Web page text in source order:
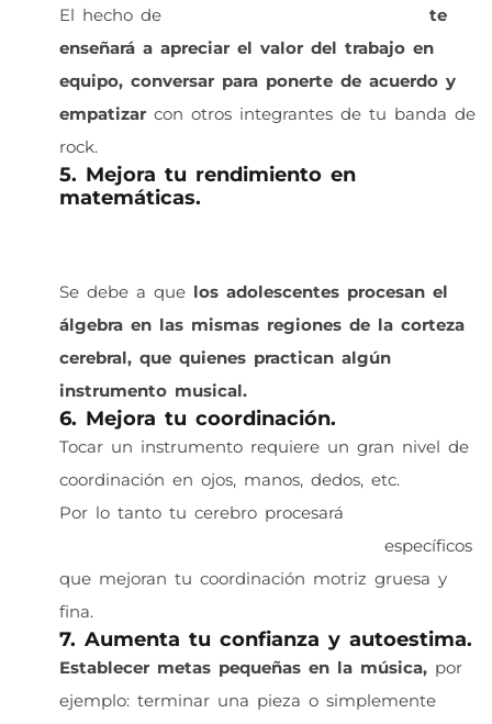
El hecho de
te
enseñará a apreciar el valor del trabajo en
equipo, conversar para ponerte de acuerdo y
empatizar con otros integrantes de tu banda de
rock.
5. Mejora tu rendimiento en
matemáticas.
Se debe a quelos adolescentes procesan el
álgebra en las mismas regiones de la corteza
cerebral, que quienes practican algún
instrumento musical.
6. Mejora tu coordinación.
Tocar un instrumento requiere un gran nivel de
coordinación en ojos, manos, dedos, etc.
Por lo tanto tu cerebro procesará
específicos
que mejoran tu coordinación motriz gruesa y
fina.
7. Aumenta tu confianza y autoestima.
Establecer metas pequeñas en la música,por
ejemplo: terminar una pieza o simplemente